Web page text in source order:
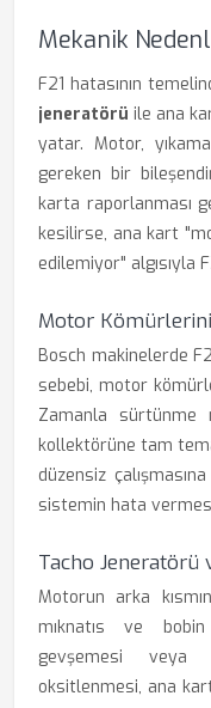
Mekanik
F21 hatasının
jeneratörü ile ana
yatar. Motor,
gereken bir
karta raporlanması
kesilirse, ana kart
edilemiyor" algısıyla
Motor
Bosch makinelerde
sebebi, motor
Zamanla sürtünme
kollektörüne tam
düzensiz
sistemin hata
Tacho Jeneratörü
Motorun arka
mıknatıs ve
gevşemesi veya
oksitlenmesi, ana